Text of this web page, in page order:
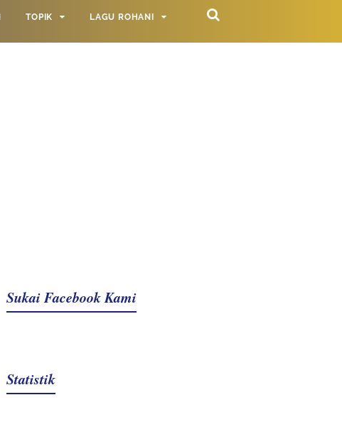
TOPIK LAGU ROHANI
Sukai Facebook Kami
Statistik